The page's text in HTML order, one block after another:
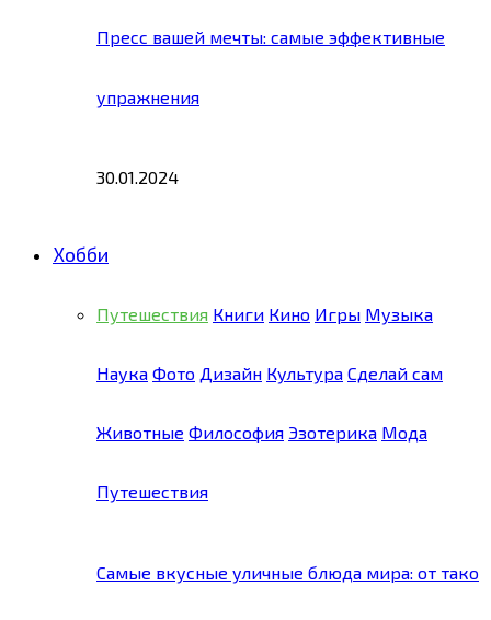
Пресс вашей мечты: самые эффективные
упражнения
30.01.2024
Хобби
Путешествия Книги Кино Игры Музыка
Наука Фото Дизайн Культура Сделай сам
Животные Философия Эзотерика Мода
Путешествия
Самые вкусные уличные блюда мира: от тако